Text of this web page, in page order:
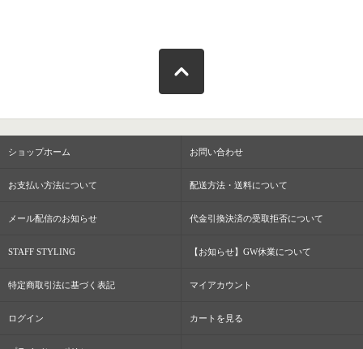
ショップホーム お問い合わせ
お支払い方法について 配送方法・送料について
メール配信のお知らせ 代金引換決済の受取拒否について
STAFF STYLING 【お知らせ】GW休業について
特定商取引法に基づく表記 マイアカウント
ログイン カートを見る